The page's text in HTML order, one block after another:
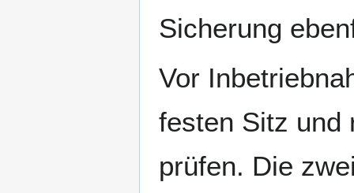
Sicherung
Vor
festen Sitz und
prüfen. Die